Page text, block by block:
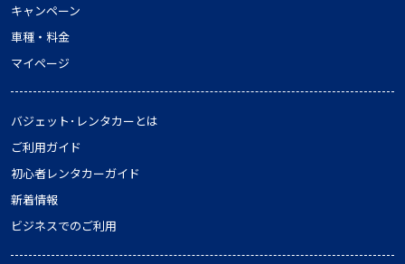
キャンペーン
車種・料金
マイページ
バジェット･レンタカーとは
ご利用ガイド
初心者レンタカーガイド
新着情報
ビジネスでのご利用